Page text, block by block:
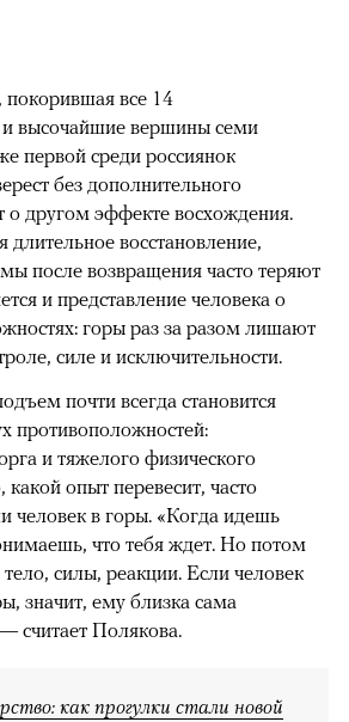
все 14
и высочайшие вершины семи
первой среди россиянок
без дополнительного
о другом эффекте восхождения.
длительное восстановление,
после возвращения часто теряют
и представление человека о
горы раз за разом лишают
силе и исключительности.
почти всегда становится
противоположностей:
и тяжелого физического
какой опыт перевесит, часто
человек в горы. «Когда идешь
что тебя ждет. Но потом
силы, реакции. Если человек
значит, ему близка сама
считает Полякова.
как прогулки стали новой